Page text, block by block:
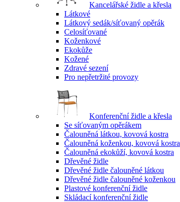
Kancelářské židle a křesla
Látkové
Látkový sedák/síťovaný opěrák
Celosíťované
Koženkové
Ekokůže
Kožené
Zdravé sezení
Pro nepřetržité provozy
Konferenční židle a křesla
Se síťovaným opěrákem
Čalouněná látkou, kovová kostra
Čalouněná koženkou, kovová kostra
Čalouněná ekokůží, kovová kostra
Dřevěné židle
Dřevěné židle čalouněné látkou
Dřevěné židle čalouněné koženkou
Plastové konferenční židle
Skládací konferenční židle